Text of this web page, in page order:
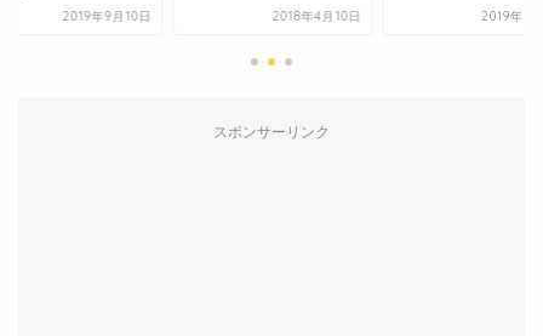
2019年9月10日 2018年4月10日 2019年7
スポンサーリンク